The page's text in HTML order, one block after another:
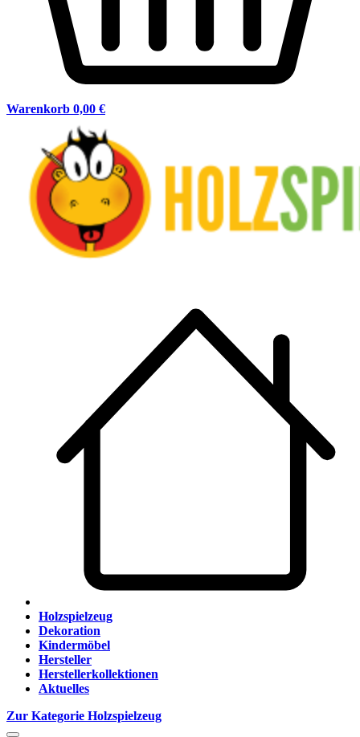
Warenkorb 0,00 €
Holzspielzeug
Dekoration
Kindermöbel
Hersteller
Herstellerkollektionen
Aktuelles
Zur Kategorie Holzspielzeug